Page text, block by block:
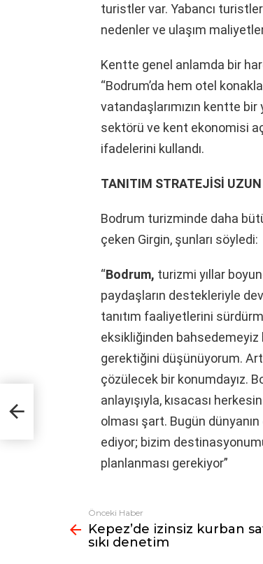
turistler var. Yabancı
nedenler ve ulaşım
Kentte genel anlamda bir
“Bodrum’da hem otel
vatandaşlarımızın kentte
sektörü ve kent ekonomisi
ifadelerini kullandı.
TANITIM STRATEJİSİ
Bodrum turizminde daha
çeken Girgin, şunları söyledi:
“Bodrum, turizmi yıllar
paydaşların destekleriyle
tanıtım faaliyetlerini
eksikliğinden bahsedemeyiz
gerektiğini düşünüyorum.
çözülecek bir konumdayız.
anlayışıyla, kısacası
olması şart. Bugün
ediyor; bizim
planlanması gerekiyor”
Fazlasına
bak
Önceki Haber
Kepez’de izinsiz kurban
sıkı denetim